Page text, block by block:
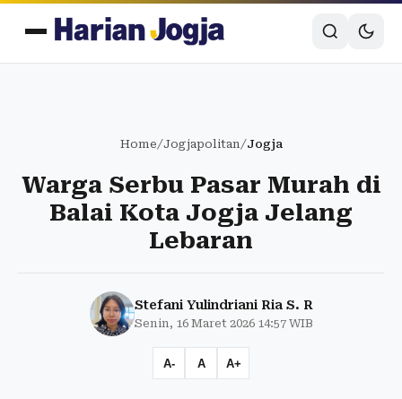
Home/Jogjapolitan/Jogja
Warga Serbu Pasar Murah di
Balai Kota Jogja Jelang
Lebaran
Stefani Yulindriani Ria S. R
Senin, 16 Maret 2026 14:57 WIB
A- A A+